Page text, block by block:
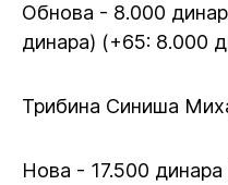
Обнова - 8.000
динара) (+65: 8.000
Трибина Синиша
Нова - 17.500